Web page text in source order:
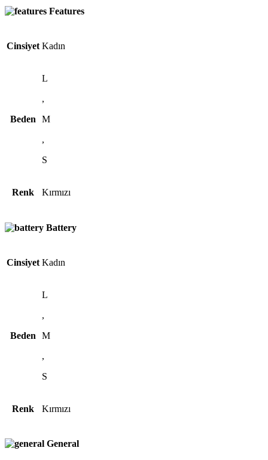
Features
Cinsiyet Kadın
Beden
L
,
M
,
S
Renk Kırmızı
Battery
Cinsiyet Kadın
Beden
L
,
M
,
S
Renk Kırmızı
General